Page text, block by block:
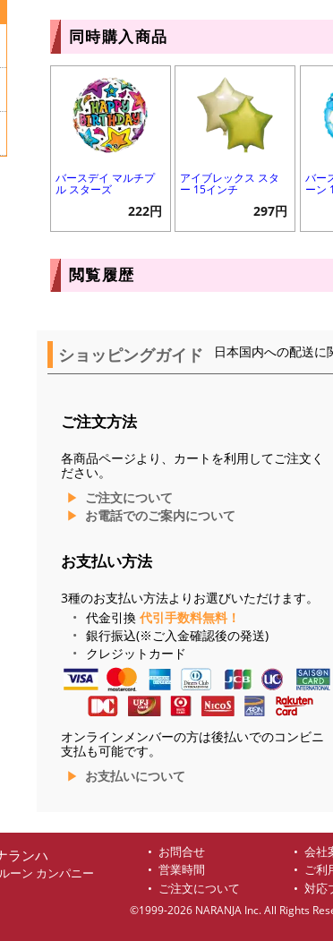
同時購入商品
バースデイ マルチプ
ル スターズ
222円
アイブレックス スタ
ー 15インチ
297円
バー
ーン
閲覧履歴
ショッピングガイド 日本国内への配送に
ご注文方法
各商品ページより、カートを利用してご注文く
ださい。
ご注文について
お電話でのご案内について
お支払い方法
3種のお支払い方法よりお選びいただけます。
代金引換 代引手数料無料！
銀行振込(※ご入金確認後の発送)
クレジットカード
オンラインメンバーの方は後払いでのコンビニ
支払も可能です。
お支払いについて
ランハ
ーン カンパニー
お問合せ 会社
営業時間
ご利
ご注文について
対応
©1999-2026 NARANJA Inc. All Rights